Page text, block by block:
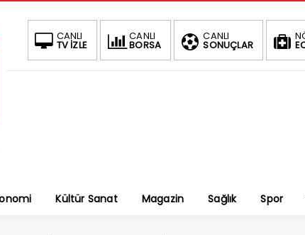
CANLI
TV İZLE
CANLI
BORSA
CANLI
SONUÇLAR
Kültür Sanat Magazin Sağlık Spor